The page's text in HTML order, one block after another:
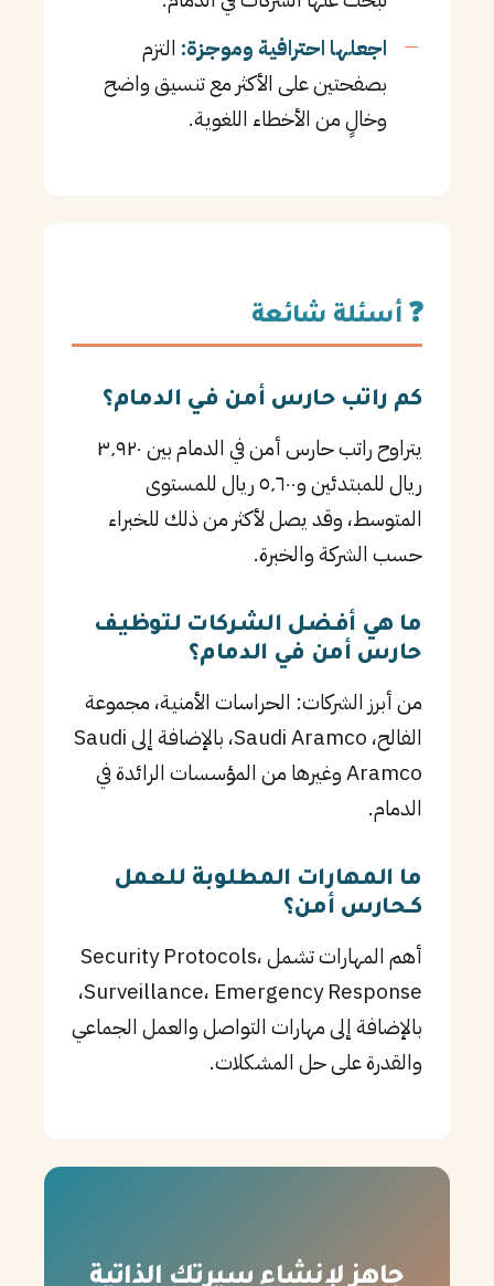
اجعلها احترافية وموجزة: التزم
بصفحتين على الأكثر مع تنسيق واضح
وخالٍ من الأخطاء اللغوية.
❓ أسئلة شائعة
كم راتب حارس أمن في الدمام؟
يتراوح راتب حارس أمن في الدمام بين ٣٬٩٢٠
ريال للمبتدئين و٥٬٦٠٠ ريال للمستوى
المتوسط، وقد يصل لأكثر من ذلك للخبراء
حسب الشركة والخبرة.
ما هي أفضل الشركات لتوظيف
حارس أمن في الدمام؟
من أبرز الشركات: الحراسات الأمنية، مجموعة
الفالح، Saudi Aramco، بالإضافة إلى Saudi
Aramco وغيرها من المؤسسات الرائدة في
الدمام.
ما المهارات المطلوبة للعمل
كـحارس أمن؟
أهم المهارات تشمل Security Protocols،
Surveillance، Emergency Response،
بالإضافة إلى مهارات التواصل والعمل الجماعي
والقدرة على حل المشكلات.
جاهز لإنشاء سيرتك الذاتية